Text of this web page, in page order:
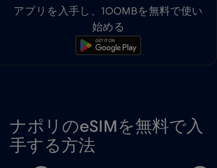
アプリを入手し、100MBを無料で使い
始める
ナポリのeSIMを無料で入
手する方法